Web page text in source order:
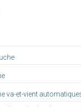
va-et-vient